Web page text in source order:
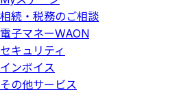
相続・税務のご相談
電子マネーWAON
セキュリティ
インボイス
その他サービス